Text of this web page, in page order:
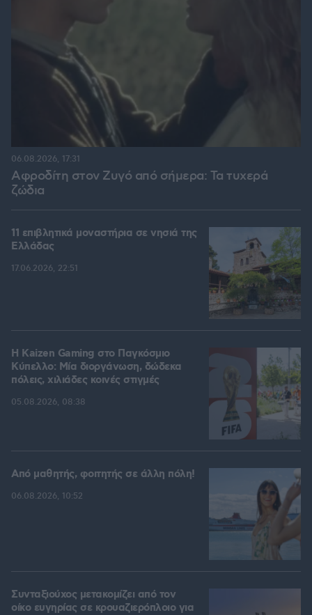
Αφροδίτη στον Ζυγό από σήμερα: Τα τυχερά
ζώδια
06.08.2026, 17:31
11 επιβλητικά μοναστήρια σε νησιά της
Ελλάδας
17.06.2026, 22:51
H Kaizen Gaming στο Παγκόσμιο
Kύπελλο: Μία διοργάνωση, δώδεκα
πόλεις, χιλιάδες κοινές στιγμές
05.08.2026, 08:38
Από μαθητής, φοιτητής σε άλλη πόλη!
06.08.2026, 10:52
Συνταξιούχος μετακομίζει από τον
οίκο ευγηρίας σε κρουαζιερόπλοιο για